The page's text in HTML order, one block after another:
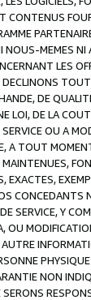
CONTENUS
NOUS-MEMES NI
LES
DE
LOI, DE LA
OU A
A TOUT
EXACTES,
CONCEDANTS
SERVICE, Y
OU
NON